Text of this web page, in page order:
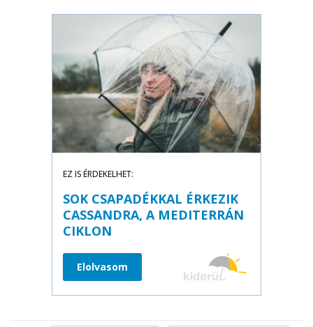
EZ IS ÉRDEKELHET:
SOK CSAPADÉKKAL ÉRKEZIK
CASSANDRA, A MEDITERRÁN
CIKLON
Elolvasom